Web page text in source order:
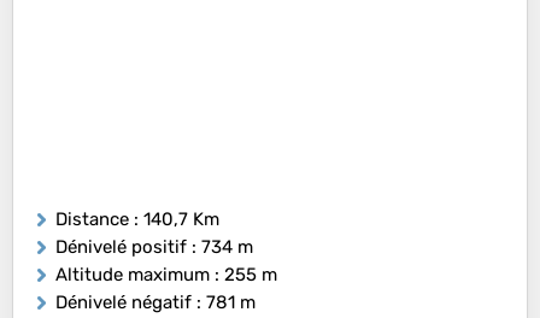
Distance : 140,7 Km
Dénivelé positif : 734 m
Altitude maximum : 255 m
Dénivelé négatif : 781 m